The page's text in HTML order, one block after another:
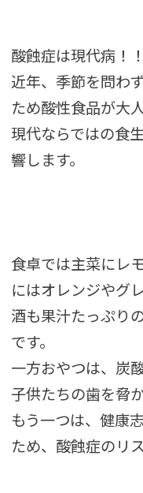
酸蝕症は現代病！
近年、季節を問わ
ため酸性食品が大
現代ならではの食
響します。
食卓では主菜にレ
にはオレンジやグ
酒も果汁たっぷり
です。
一方おやつは、炭
子供たちの歯を脅
もう一つは、健康
ため、酸蝕症のリ